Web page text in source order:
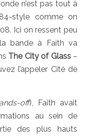
n’est pas tout à
style comme on
Ici on ressent peu
bande à Faith va
The City of Glass–
l’appeler Cité de
off), Faith avait
au sein de
des plus hauts